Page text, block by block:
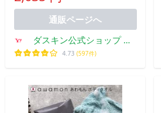
通販ページへ
ダスキン公式ショップ ヤ
フー店
4.73 (597件)